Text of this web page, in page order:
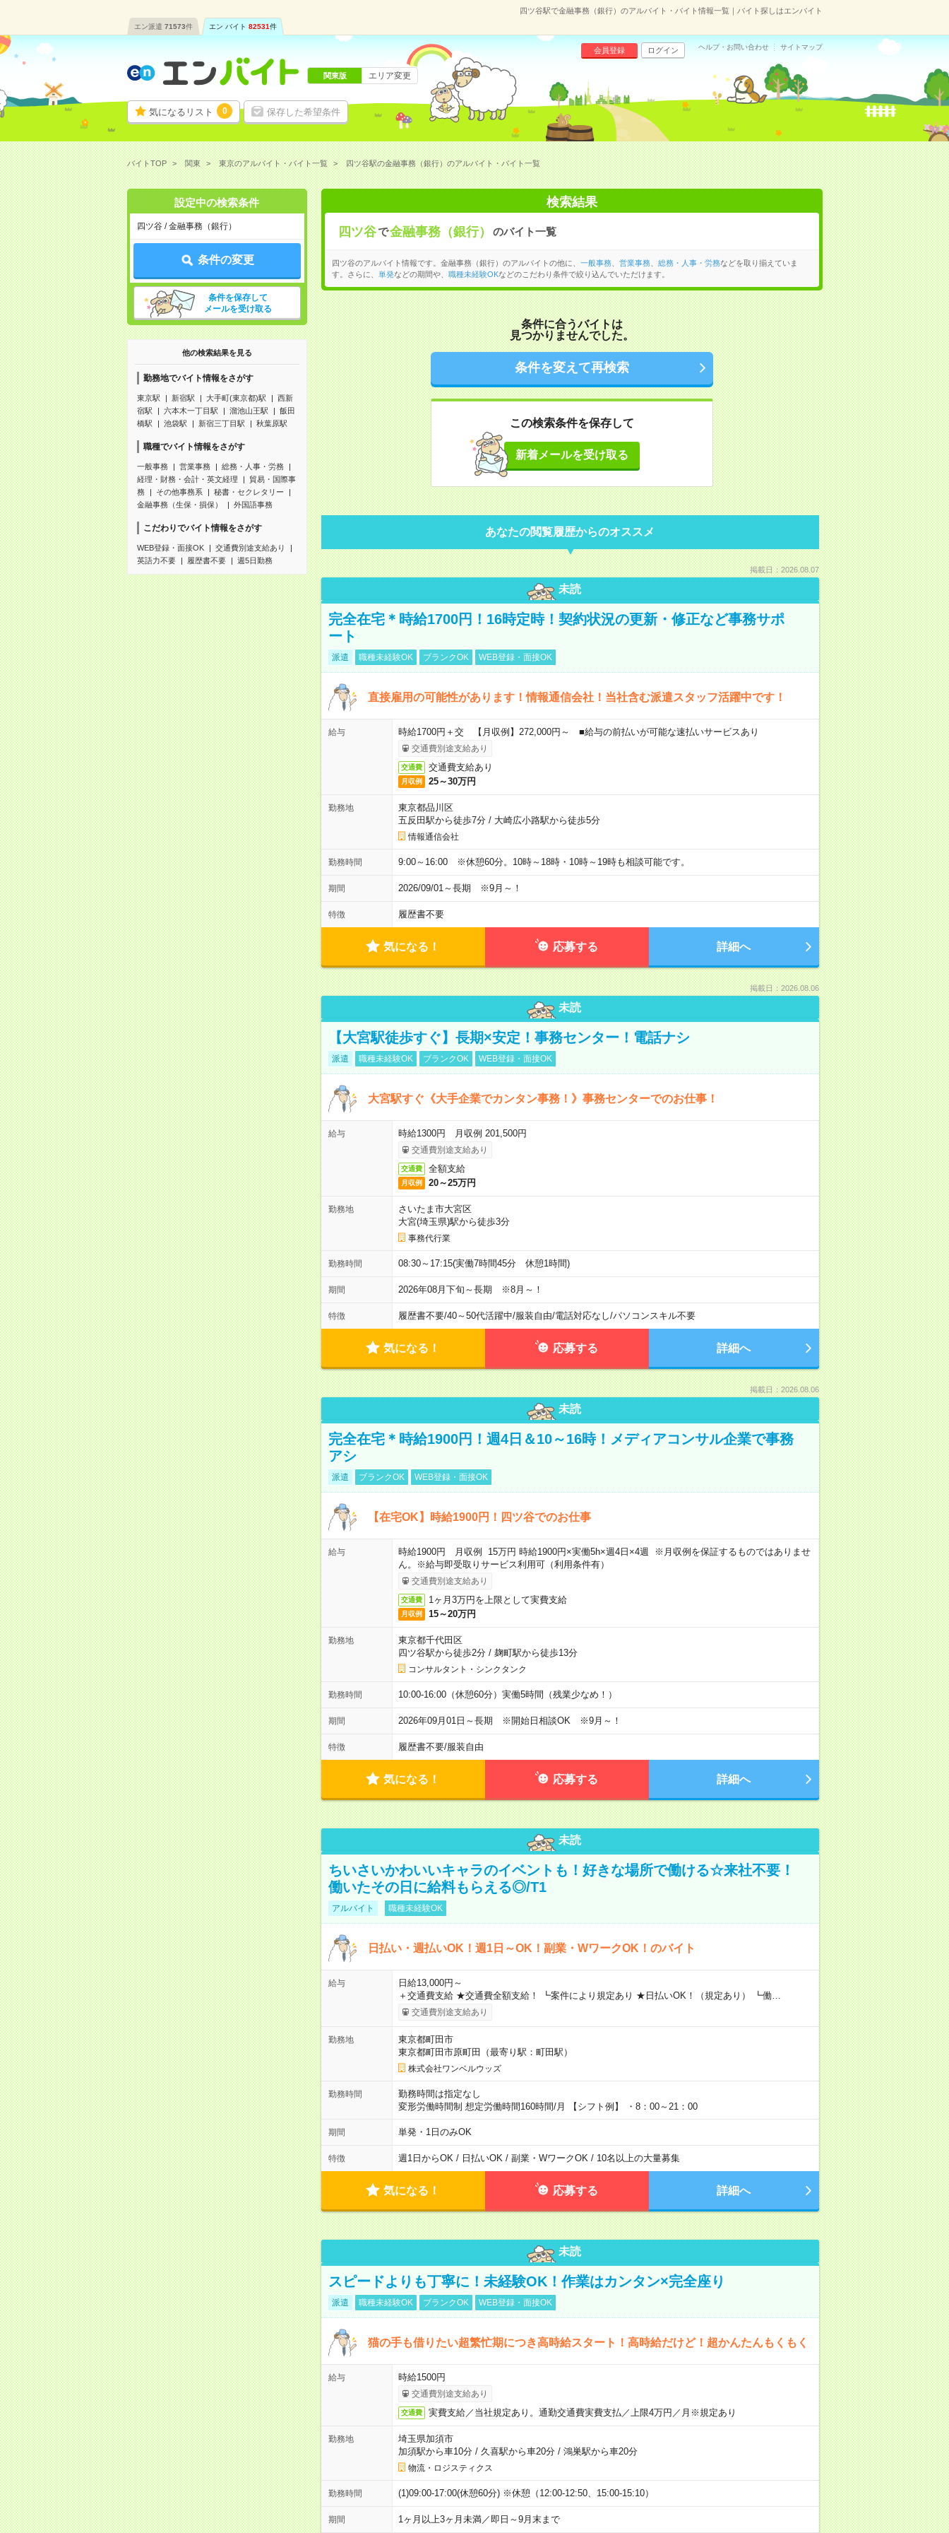
四ツ谷駅で金融事務（銀行）のアルバイト・バイト情報一覧｜バイト探しはエンバイト
エン派遣 71573件 エン バイト 82531件
気になるリスト 0 保存した希望条件
会員登録 ログイン ヘルプ・お問い合わせ サイトマップ
関東版 エリア変更
バイトTOP 関東 東京のアルバイト・バイト一覧 四ツ谷駅の金融事務（銀行）のアルバイト・バイト一覧
設定中の検索条件
四ツ谷 / 金融事務（銀行）
条件の変更
条件を保存して
メールを受け取る
他の検索結果を見る
勤務地でバイト情報をさがす
東京駅 新宿駅 大手町(東京都)駅
西新
宿駅
六本木一丁目駅 溜池山王駅
飯田
橋駅
池袋駅 新宿三丁目駅 秋葉原駅
職種でバイト情報をさがす
一般事務 営業事務
総務・人事・労務
経理・財務・会計・英文経理
貿易・国際事
務
その他事務系
秘書・セクレタリー
金融事務（生保・損保）
外国語事務
こだわりでバイト情報をさがす
WEB登録・面接OK
交通費別途支給あり
英語力不要
履歴書不要 週5日勤務
検索結果
四ツ谷で金融事務（銀行） のバイト一覧
四ツ谷のアルバイト情報です。金融事務（銀行）のアルバイトの他に、 一般事務、 営業事務、 総務・人事・労務などを取り揃えていま
す。さらに、
単発などの期間や、 職種未経験OKなどのこだわり条件で絞り込んでいただけます。
条件に合うバイトは
見つかりませんでした。
条件を変えて再検索
この検索条件を保存して
新着メールを受け取る
あなたの閲覧履歴からのオススメ
掲載日：2026.08.07
未読
完全在宅＊時給1700円！16時定時！契約状況の更新・修正など事務サポ
ート
派遣 職種未経験OK ブランクOK WEB登録・面接OK
直接雇用の可能性があります！情報通信会社！当社含む派遣スタッフ活躍中です！
給与 時給1700円＋交 【月収例】272,000円～ ■給与の前払いが可能な速払いサービスあり
交通費別途支給あり
交通費 交通費支給あり
月収例 25～30万円
勤務地
東京都品川区
五反田駅から徒歩7分/ 大崎広小路駅から徒歩5分
情報通信会社
勤務時間 9:00～16:00 ※休憩60分。10時～18時・10時～19時も相談可能です。
期間 2026/09/01～長期 ※9月～！
特徴 履歴書不要
気になる！ 応募する 詳細へ
掲載日：2026.08.06
未読
【大宮駅徒歩すぐ】長期×安定！事務センター！電話ナシ
派遣 職種未経験OK ブランクOK WEB登録・面接OK
大宮駅すぐ《大手企業でカンタン事務！》事務センターでのお仕事！
給与 時給1300円 月収例 201,500円
交通費別途支給あり
交通費 全額支給
月収例 20～25万円
勤務地
さいたま市大宮区
大宮(埼玉県)駅から徒歩3分
事務代行業
勤務時間 08:30～17:15(実働7時間45分 休憩1時間)
期間 2026年08月下旬～長期 ※8月～！
特徴 履歴書不要/40～50代活躍中/服装自由/電話対応なし/パソコンスキル不要
気になる！ 応募する 詳細へ
掲載日：2026.08.06
未読
完全在宅＊時給1900円！週4日＆10～16時！メディアコンサル企業で事務
アシ
派遣 ブランクOK WEB登録・面接OK
【在宅OK】時給1900円！四ツ谷でのお仕事
給与
時給1900円 月収例 15万円 時給1900円×実働5h×週4日×4週 ※月収例を保証するものではありませ
ん。※給与即受取りサービス利用可（利用条件有）
交通費別途支給あり
交通費 1ヶ月3万円を上限として実費支給
月収例 15～20万円
勤務地
東京都千代田区
四ツ谷駅から徒歩2分/ 麹町駅から徒歩13分
コンサルタント・シンクタンク
勤務時間 10:00-16:00（休憩60分）実働5時間（残業少なめ！）
期間 2026年09月01日～長期 ※開始日相談OK ※9月～！
特徴 履歴書不要/服装自由
気になる！ 応募する 詳細へ
未読
ちいさいかわいいキャラのイベントも！好きな場所で働ける☆来社不要！
働いたその日に給料もらえる◎/T1
アルバイト 職種未経験OK
日払い・週払いOK！週1日～OK！副業・WワークOK！のバイト
給与
日給13,000円～
＋交通費支給 ★交通費全額支給！ ┗案件により規定あり ★日払いOK！（規定あり） ┗働…
交通費別途支給あり
勤務地
東京都町田市
東京都町田市原町田（最寄り駅：町田駅）
株式会社ワンベルウッズ
勤務時間
勤務時間は指定なし
変形労働時間制 想定労働時間160時間/月 【シフト例】 ・8：00～21：00
期間 単発・1日のみOK
特徴 週1日からOK / 日払いOK / 副業・WワークOK / 10名以上の大量募集
気になる！ 応募する 詳細へ
未読
スピードよりも丁寧に！未経験OK！作業はカンタン×完全座り
派遣 職種未経験OK ブランクOK WEB登録・面接OK
猫の手も借りたい超繁忙期につき高時給スタート！高時給だけど！超かんたんもくもく
給与 時給1500円
交通費別途支給あり
交通費 実費支給／当社規定あり。通勤交通費実費支払／上限4万円／月※規定あり
勤務地
埼玉県加須市
加須駅から車10分/ 久喜駅から車20分/ 鴻巣駅から車20分
物流・ロジスティクス
勤務時間 (1)09:00-17:00(休憩60分) ※休憩（12:00-12:50、15:00-15:10）
期間 1ヶ月以上3ヶ月未満／即日～9月末まで